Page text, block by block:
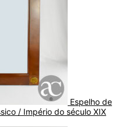
Espelho de
/ Império do século XIX